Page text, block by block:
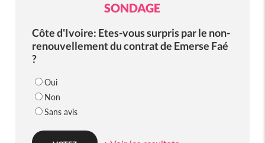
SONDAGE
Côte d'Ivoire: Etes-vous surpris par le non-
renouvellement du contrat de Emerse Faé
?
Oui
Non
Sans avis